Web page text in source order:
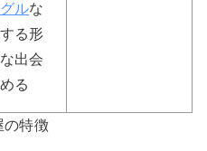
ルな
る形
出会
る
の特徴